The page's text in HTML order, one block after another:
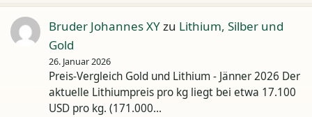
Bruder Johannes XYzu Lithium, Silber und
Gold
26. Januar 2026
Preis-Vergleich Gold und Lithium - Jänner 2026 Der
aktuelle Lithiumpreis pro kg liegt bei etwa 17.100
USD pro kg. (171.000…